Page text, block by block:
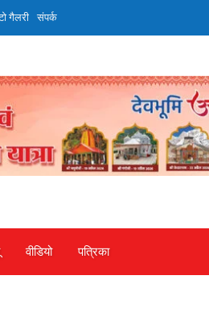
गैलरी संपर्क
वीडियो पत्रिका